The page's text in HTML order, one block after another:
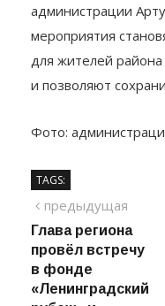
администрации
мероприятия
для жителей
и позволяют
Фото:
TAGS:
Навигация
по
записям
предыдущая
Глава региона
провёл встречу
в фонде
«Ленинградский